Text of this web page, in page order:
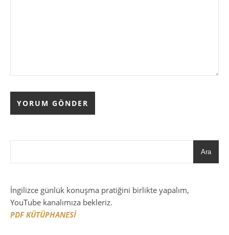
Ara
İngilizce günlük konuşma pratiğini birlikte yapalım,
YouTube kanalımıza bekleriz.
PDF KÜTÜPHANESİ